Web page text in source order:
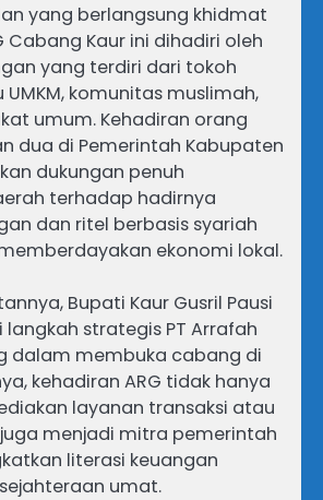
yang berlangsung khidmat
Cabang Kaur ini dihadiri oleh
yang terdiri dari tokoh
komunitas muslimah,
umum. Kehadiran orang
dua di Pemerintah Kabupaten
dukungan penuh
terhadap hadirnya
dan ritel berbasis syariah
ekonomi lokal.
Bupati Kaur Gusril Pausi
strategis PT Arrafah
dalam membuka cabang di
kehadiran ARG tidak hanya
layanan transaksi atau
menjadi mitra pemerintah
literasi keuangan
umat.